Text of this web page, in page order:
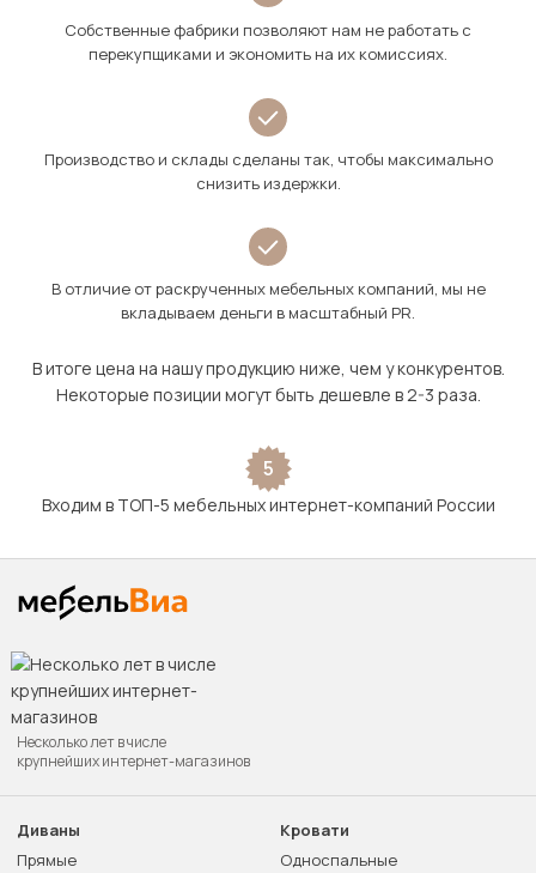
Собственные фабрики позволяют нам не работать с
перекупщиками и экономить на их комиссиях.
Производство и склады сделаны так, чтобы максимально
снизить издержки.
В отличие от раскрученных мебельных компаний, мы не
вкладываем деньги в масштабный PR.
В итоге цена на нашу продукцию ниже, чем у конкурентов.
Некоторые позиции могут быть дешевле в 2-3 раза.
5
Входим в ТОП-5 мебельных интернет-компаний России
Несколько лет в числе
крупнейших интернет-магазинов
Диваны
Прямые
Кровати
Односпальные